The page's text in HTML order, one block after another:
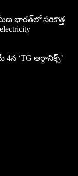
భారత్‌లో సరికొత్త
4న ‘TG ఆర్గానిక్స్’